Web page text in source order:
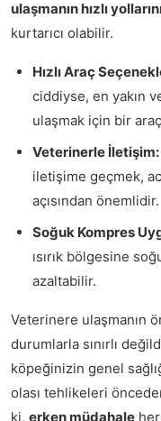
ulaşmanın hızlı
kurtarıcı olabilir.
Hızlı Araç
ciddiyse, en yakın
ulaşmak için bir
Veterinerle İletişim:
iletişime geçmek,
açısından önemlidir.
Soğuk Kompres
ısırık bölgesine
azaltabilir.
Veterinere ulaşmanın
durumlarla sınırlı
köpeğinizin genel
olası tehlikeleri
ki, erken müdahale